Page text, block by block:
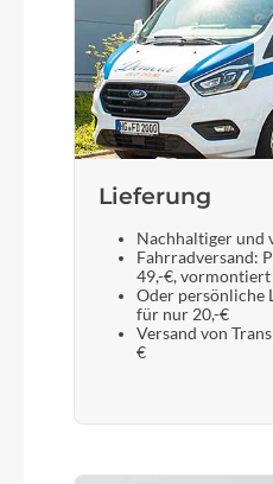
Lieferung
Nachhaltiger und
Fahrradversand:
49,-€,
Oder persönliche
für nur 20,-€
Versand von
€